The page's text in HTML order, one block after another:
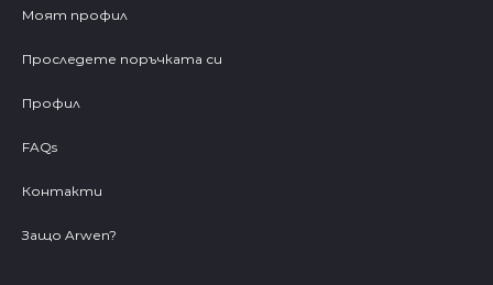
Моят профил
Проследете поръчката си
Профил
FAQs
Контакти
Защо Arwen?